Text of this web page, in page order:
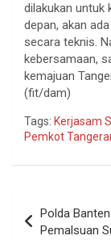
dilakukan untuk
depan, akan
secara teknis.
kebersamaan,
kemajuan
(fit/dam)
Tags: Kerjasam
Pemkot
pos
Polda
Pemalsuan